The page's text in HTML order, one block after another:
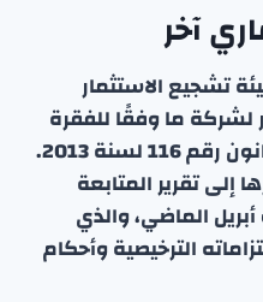
آخر
تشجيع الاستثمار
لشركة ما وفقًا للفقرة
الثانية من المادة 32 من القانون رقم 116 لسنة 2013.
إلى تقرير المتابعة
الماضي، والذي
الترخيصية وأحكام